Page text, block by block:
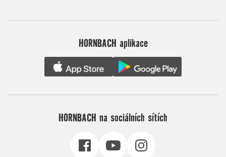
HORNBACH aplikace
HORNBACH na sociálních sítích